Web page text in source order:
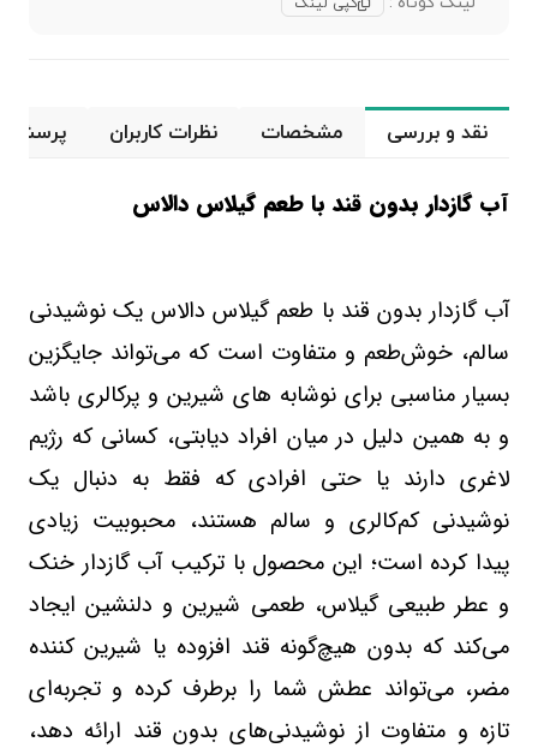
کپی لینک
نقد و بررسی مشخصات نظرات کاربران پرسش
آب گازدار بدون قند با طعم گیلاس دالاس
آب گازدار بدون قند با طعم گیلاس دالاس یک نوشیدنی
سالم، خوش‌طعم و متفاوت است که می‌تواند جایگزین
بسیار مناسبی برای نوشابه‌ های شیرین و پرکالری باشد
و به همین دلیل در میان افراد دیابتی، کسانی که رژیم
لاغری دارند یا حتی افرادی که فقط به دنبال یک
نوشیدنی کم‌کالری و سالم هستند، محبوبیت زیادی
پیدا کرده است؛ این محصول با ترکیب آب گازدار خنک
و عطر طبیعی گیلاس، طعمی شیرین و دلنشین ایجاد
می‌کند که بدون هیچ‌گونه قند افزوده یا شیرین‌ کننده
مضر، می‌تواند عطش شما را برطرف کرده و تجربه‌ای
تازه و متفاوت از نوشیدنی‌های بدون قند ارائه دهد،